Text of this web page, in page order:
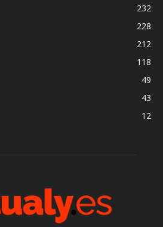
232
228
212
118
49
43
12